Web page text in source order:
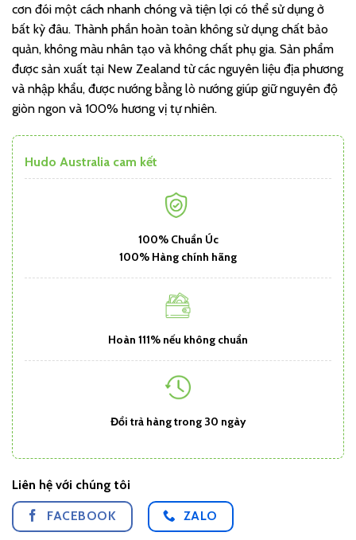
cơn đói một cách nhanh chóng và tiện lợi có thể sử dụng ở
bất kỳ đâu. Thành phần hoàn toàn không sử dụng chất bảo
quản, không màu nhân tạo và không chất phụ gia. Sản phẩm
được sản xuất tại New Zealand từ các nguyên liệu địa phương
và nhập khẩu, được nướng bằng lò nướng giúp giữ nguyên độ
giòn ngon và 100% hương vị tự nhiên.
Hudo Australia cam kết
100% Chuẩn Úc
100% Hàng chính hãng
Hoàn 111% nếu không chuẩn
Đổi trả hàng trong 30 ngày
Liên hệ với chúng tôi
FACEBOOK ZALO